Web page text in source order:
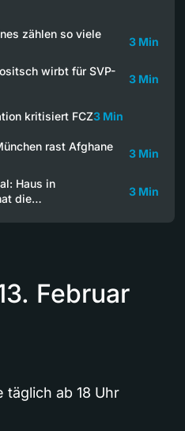
zählen so viele
3 Min
wirbt für SVP-
3 Min
kritisiert FCZ3 Min
rast Afghane
3 Min
Haus in
die…
3 Min
Februar
täglich ab 18 Uhr